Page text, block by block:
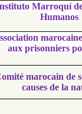
Instituto
aux
Comité